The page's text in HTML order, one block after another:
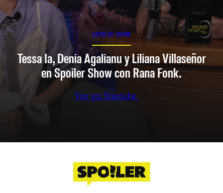
SPOILER SHOW
Tessa Ia, Denia Agalianu y Liliana Villaseñor
en Spoiler Show con Rana Fonk.
Ver en Youtube